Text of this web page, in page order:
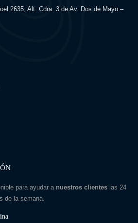
2635, Alt. Cdra. 3 de Av. Dos de Mayo –
para ayudar a nuestros clienteslas 24
de la semana.